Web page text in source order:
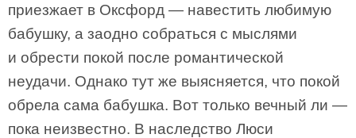
приезжает в Оксфорд — навестить любимую
бабушку, а заодно собраться с мыслями
и обрести покой после романтической
неудачи. Однако тут же выясняется, что покой
обрела сама бабушка. Вот только вечный ли —
пока неизвестно. В наследство Люси